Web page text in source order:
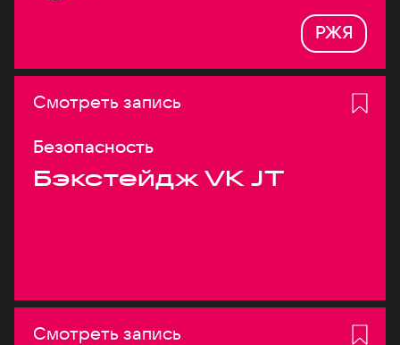
РЖЯ
Смотреть запись
Безопасность
Бэкстейдж VK JT
Смотреть запись